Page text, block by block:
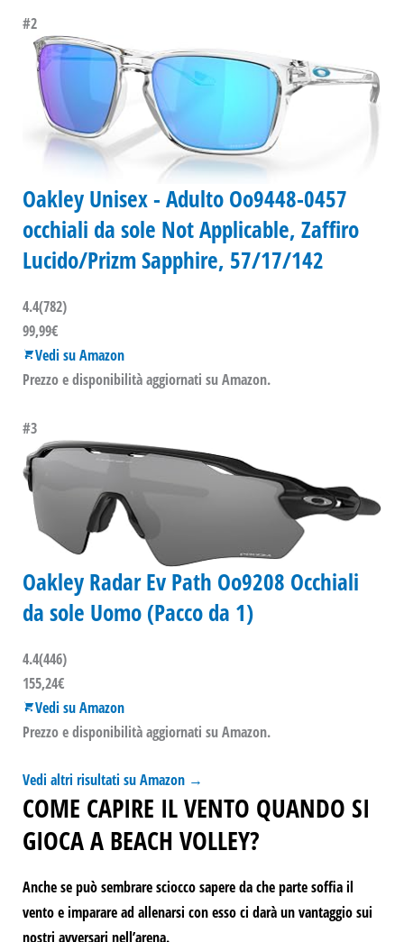
#2
Oakley Unisex - Adulto Oo9448-0457
occhiali da sole Not Applicable, Zaffiro
Lucido/Prizm Sapphire, 57/17/142
4.4(782)
99,99€
Vedi su Amazon
Prezzo e disponibilità aggiornati su Amazon.
#3
Oakley Radar Ev Path Oo9208 Occhiali
da sole Uomo (Pacco da 1)
4.4(446)
155,24€
Vedi su Amazon
Prezzo e disponibilità aggiornati su Amazon.
Vedi altri risultati su Amazon →
COME CAPIRE IL VENTO QUANDO SI
GIOCA A BEACH VOLLEY?
Anche se può sembrare scioccosapere da che parte soffia il
vento e imparare ad allenarsi con essoci darà un vantaggio sui
nostri avversari nell’arena.